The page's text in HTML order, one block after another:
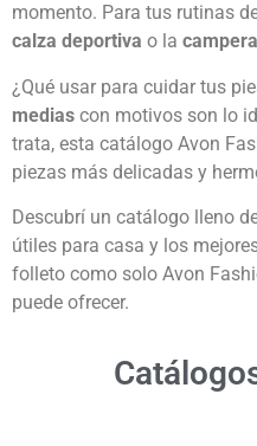
momento. Para tus rutinas
calza deportiva o la
¿Qué usar para cuidar tus
medias con motivos son lo
trata, esta catálogo Avon
piezas más delicadas y
Descubrí un catálogo lleno
útiles para casa y los
folleto como solo Avon
puede ofrecer.